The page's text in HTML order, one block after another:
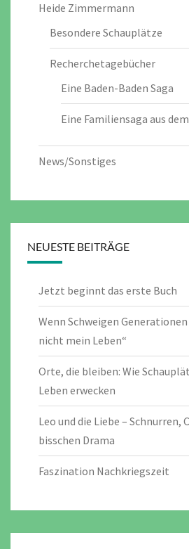
Heide Zimmermann
Besondere Schauplätze
Recherchetagebücher
Eine Baden-Baden Saga
Eine Familiensaga aus
News/Sonstiges
NEUESTE BEITRÄGE
Jetzt beginnt das erste Buch
Wenn Schweigen
nicht mein Leben“
Orte, die bleiben: Wie
Leben erwecken
Leo und die Liebe – Schnurren,
bisschen Drama
Faszination Nachkriegszeit